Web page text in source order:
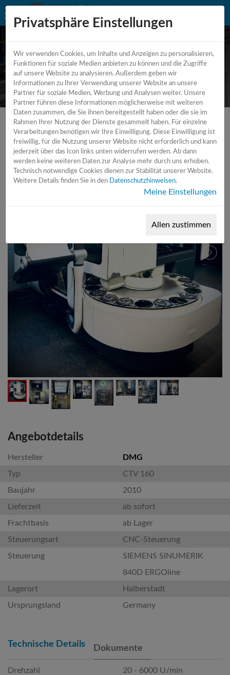
CNC - Drehautomat - Vertikal - 4
Achsen
Angebotdetails
Hersteller
DMG
Typ
CTV 160
Baujahr
2010
Lieferzeit
ab sofort
Frachtbasis
ab Lager
Steuerungsart
CNC-Steuerung
Steuerung
SIEMENS SINUMERIK
840D ERGOline
Lagerort
Halberstadt
Ursprungsland
Germany
Technische Details Dokumente
Drehzahl
20 - 6000 U/min
Privatsphäre Einstellungen
Wir verwenden Cookies, um Inhalte und Anzeigen zu personalisieren,
Funktionen für soziale Medien anbieten zu können und die Zugriffe
auf unsere Website zu analysieren. Außerdem geben wir
Informationen zu Ihrer Verwendung unserer Website an unsere
Partner für soziale Medien, Werbung und Analysen weiter. Unsere
Partner führen diese Informationen möglicherweise mit weiteren
Daten zusammen, die Sie ihnen bereitgestellt haben oder die sie im
Rahmen Ihrer Nutzung der Dienste gesammelt haben. Für einzelne
Verarbeitungen benötigen wir Ihre Einwilligung. Diese Einwilligung ist
freiwillig, für die Nutzung unserer Website nicht erforderlich und kann
jederzeit über das Icon links unten widerrufen werden. Ab dann
werden keine weiteren Daten zur Analyse mehr durch uns erhoben.
Technisch notwendige Cookies dienen zur Stabilität unserer Website.
Weitere Details finden Sie in den
Datenschutzhinweisen.
Meine Einstellungen
Allen zustimmen